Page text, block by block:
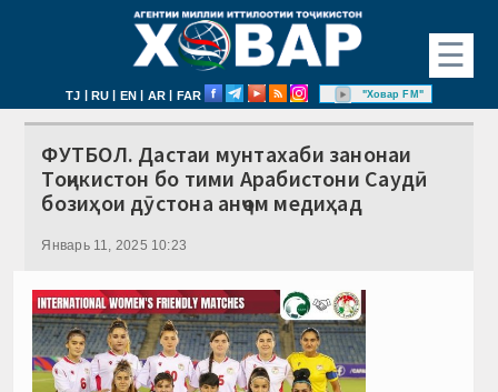
☰
TJ | RU | EN | AR | FAR "Ховар FM"
ФУТБОЛ. Дастаи мунтахаби занонаи
Тоҷикистон бо тими Арабистони Саудӣ
бозиҳои дӯстона анҷом медиҳад
Январь 11, 2025 10:23